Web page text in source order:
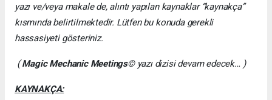
yazı ve/veya makale de, alıntı yapılan kaynaklar “kaynakça”
kısmında belirtilmektedir. Lütfen bu konuda gerekli
hassasiyeti gösteriniz.
(Magic Mechanic Meetings© yazı dizisi devam edecek… )
KAYNAKÇA: